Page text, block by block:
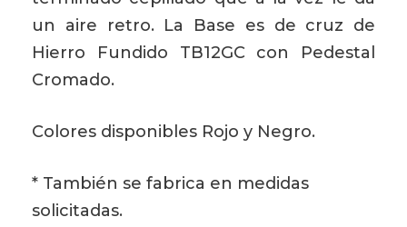
un aire retro. La Base es de cruz de
Hierro Fundido TB12GC con Pedestal
Cromado.
Colores disponibles Rojo y Negro.
* También se fabrica en medidas
solicitadas.